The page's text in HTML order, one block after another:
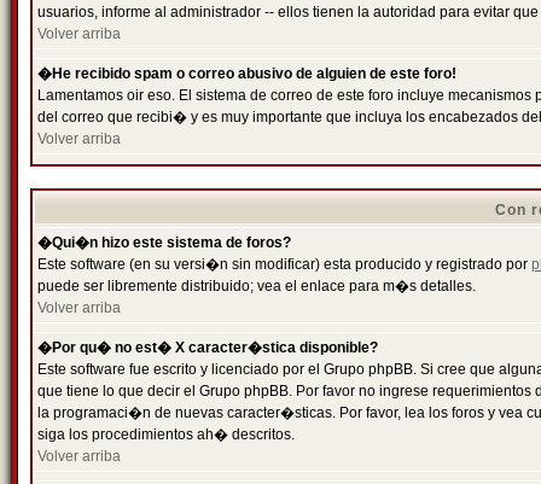
usuarios, informe al administrador -- ellos tienen la autoridad para evitar
Volver arriba
�He recibido spam o correo abusivo de alguien de este foro!
Lamentamos oir eso. El sistema de correo de este foro incluye
del correo que recibi� y es muy importante que incluya los encabezados
Volver arriba
Con
�Qui�n hizo este sistema de foros?
Este software (en su versi�n sin modificar) esta producido y registrado por
puede ser libremente distribuido; vea el enlace para m�s detalles.
Volver arriba
�Por qu� no est� X caracter�stica disponible?
Este software fue escrito y licenciado por el Grupo phpBB. Si cree que
que tiene lo que decir el Grupo phpBB. Por favor no ingrese
la programaci�n de nuevas caracter�sticas. Por favor, lea los foros y vea
siga los procedimientos ah� descritos.
Volver arriba